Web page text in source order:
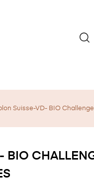
Suisse-VD- BIO
BIO